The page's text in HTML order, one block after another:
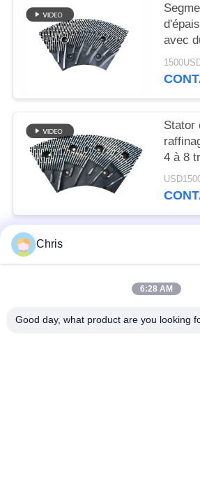
avec
pour
Stator
4 à 8
MDF
Catégories populaires
Chris
6:28 AM
Good day, what product are you looking